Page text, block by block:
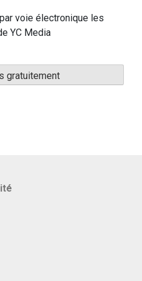
voie électronique les
YC Media